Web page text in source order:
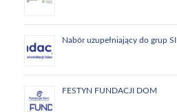
Nabór uzupełniający do grup SI
FESTYN FUNDACJI DOM